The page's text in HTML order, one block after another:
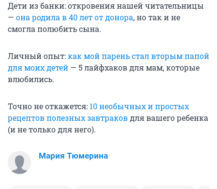
Дети из банки: откровения нашей читательницы
— она родила в 40 лет от донора, но так и не
смогла полюбить сына.
Личный опыт:как мой парень стал вторым папой
для моих детей — 5 лайфхаков для мам, которые
влюбились.
Точно не откажется: 10 необычных и простых
рецептов полезных завтраковдля вашего ребенка
(и не только для него).
Мария Тюмерина